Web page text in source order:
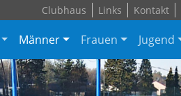
Clubhaus Links Kontakt
Männer Frauen Jugend